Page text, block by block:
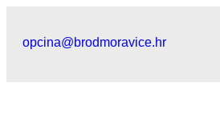
opcina@brodmoravice.hr